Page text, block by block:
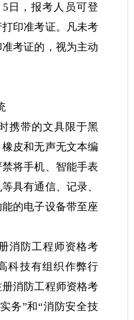
5日，报考人员可登
印准考证。凡未考
考证的，视为主动
携带的文具限于黑
皮和无声无文本编
将手机、智能手表
具有通信、记录、
的电子设备带至座
消防工程师资格考
科技有组织作弊行
消防工程师资格考
务”和“消防安全技